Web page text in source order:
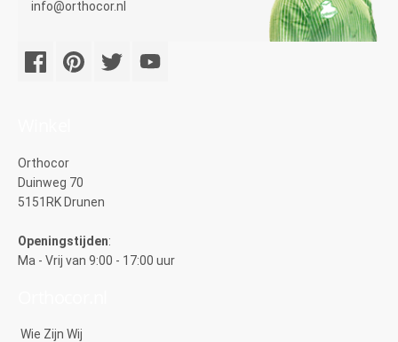
info@orthocor.nl
Orthocor
Duinweg 70
5151RK Drunen
Openingstijden:
Ma - Vrij van 9:00 - 17:00 uur
Wie Zijn Wij